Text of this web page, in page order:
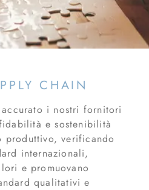
CHAIN
i nostri fornitori
e sostenibilità
produttivo, verificando
internazionali,
e promuovano
qualitativi e